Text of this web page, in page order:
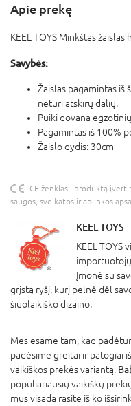
Apie prekę
KEEL TOYS Minkštas žaislas
Savybės:
Žaislas pagamintas iš
neturi atskirų dalių.
Puiki dovana
Pagamintas iš 100%
Žaislo dydis: 30cm
CE ženklas - produktą
saugos, sveikatos ir aplinkos
KEEL TOYS
KEEL TOYS
Įmonė su
grįstą ryšį, kurį pelnė dėl
šiuolaikiško dizaino.
Mes esame tam, kad
padėsime greitai ir patogiai
vaikiškos prekės variantą.
populiariausių vaikiškų
mus visada rasite iš ko